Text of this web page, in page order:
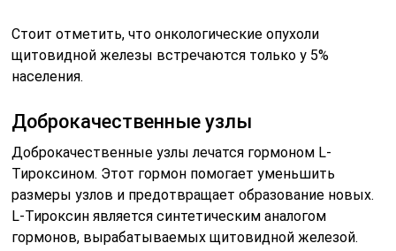
Стоит отметить, что онкологические опухоли
щитовидной железы встречаются только у 5%
населения.
Доброкачественные узлы
Доброкачественные узлы лечатся гормоном L-
Тироксином. Этот гормон помогает уменьшить
размеры узлов и предотвращает образование новых.
L-Тироксин является синтетическим аналогом
гормонов, вырабатываемых щитовидной железой.